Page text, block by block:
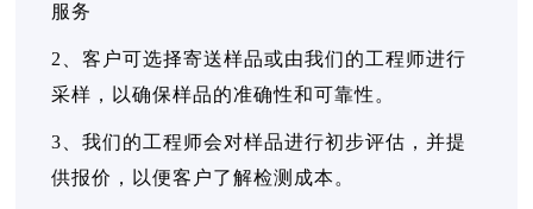
服务
2、客户可选择寄送样品或由我们的工程师进行
采样，以确保样品的准确性和可靠性。
3、我们的工程师会对样品进行初步评估，并提
供报价，以便客户了解检测成本。